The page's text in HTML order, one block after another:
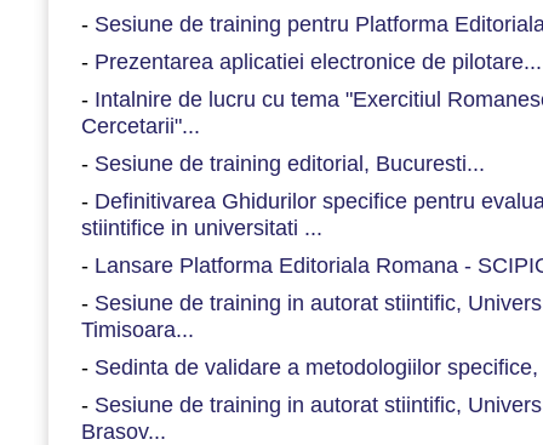
- Sesiune de training pentru Platforma
- Prezentarea aplicatiei electronice de pilotare...
- Intalnire de lucru cu tema "Exercitiul
Cercetarii"...
- Sesiune de training editorial, Bucuresti...
- Definitivarea Ghidurilor specifice pentru
stiintifice in universitati ...
- Lansare Platforma Editoriala Romana -
- Sesiune de training in autorat stiintific,
Timisoara...
- Sedinta de validare a metodologiilor
- Sesiune de training in autorat stiintific,
Brasov...